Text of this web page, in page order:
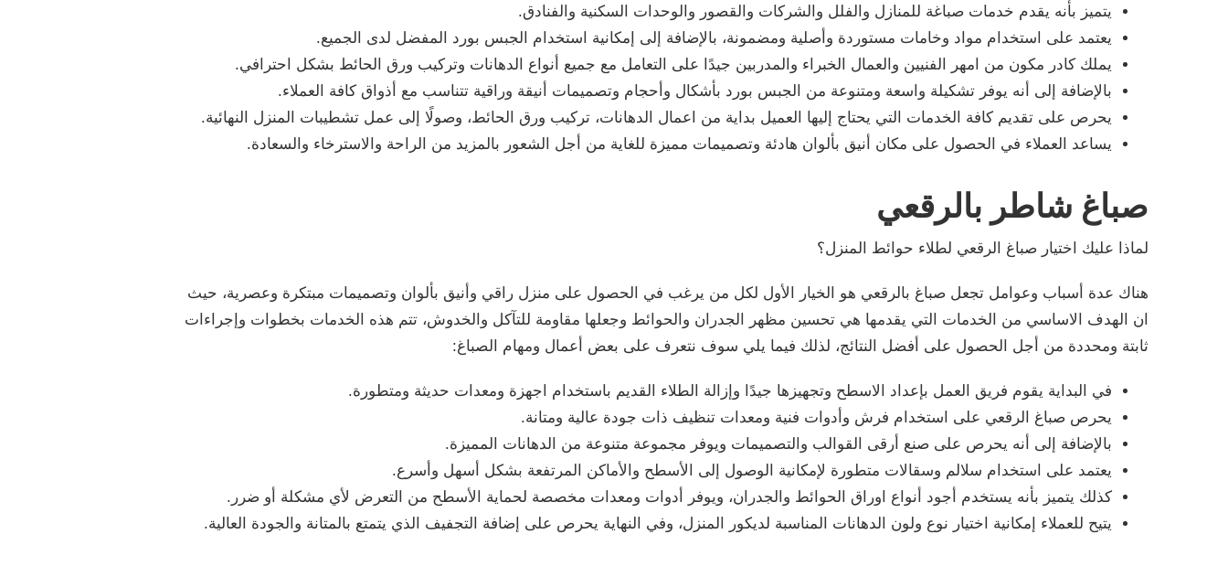
يتميز بأنه يقدم خدمات صباغة للمنازل والفلل والشركات والقصور والوحدات السكنية والفنادق.
يعتمد على استخدام مواد وخامات مستوردة وأصلية ومضمونة، بالإضافة إلى إمكانية استخدام الجبس بورد المفضل لدى الجميع.
يملك كادر مكون من امهر الفنيين والعمال الخبراء والمدربين جيدًا على التعامل مع جميع أنواع الدهانات وتركيب ورق الحائط بشكل احترافي.
بالإضافة إلى أنه يوفر تشكيلة واسعة ومتنوعة من الجبس بورد بأشكال وأحجام وتصميمات أنيقة وراقية تتناسب مع أذواق كافة العملاء.
يحرص على تقديم كافة الخدمات التي يحتاج إليها العميل بداية من اعمال الدهانات، تركيب ورق الحائط، وصولًا إلى عمل تشطيبات المنزل النهائية.
يساعد العملاء في الحصول على مكان أنيق بألوان هادئة وتصميمات مميزة للغاية من أجل الشعور بالمزيد من الراحة والاسترخاء والسعادة.
صباغ شاطر بالرقعي
لماذا عليك اختيار صباغ الرقعي لطلاء حوائط المنزل؟
هناك عدة أسباب وعوامل تجعل صباغ بالرقعي هو الخيار الأول لكل من يرغب في الحصول على منزل راقي وأنيق بألوان وتصميمات مبتكرة وعصرية، حيث
ان الهدف الاساسي من الخدمات التي يقدمها هي تحسين مظهر الجدران والحوائط وجعلها مقاومة للتآكل والخدوش، تتم هذه الخدمات بخطوات وإجراءات
ثابتة ومحددة من أجل الحصول على أفضل النتائج، لذلك فيما يلي سوف نتعرف على بعض أعمال ومهام الصباغ:
في البداية يقوم فريق العمل بإعداد الاسطح وتجهيزها جيدًا وإزالة الطلاء القديم باستخدام اجهزة ومعدات حديثة ومتطورة.
يحرص صباغ الرقعي على استخدام فرش وأدوات فنية ومعدات تنظيف ذات جودة عالية ومتانة.
بالإضافة إلى أنه يحرص على صنع أرقى القوالب والتصميمات ويوفر مجموعة متنوعة من الدهانات المميزة.
يعتمد على استخدام سلالم وسقالات متطورة لإمكانية الوصول إلى الأسطح والأماكن المرتفعة بشكل أسهل وأسرع.
كذلك يتميز بأنه يستخدم أجود أنواع اوراق الحوائط والجدران، ويوفر أدوات ومعدات مخصصة لحماية الأسطح من التعرض لأي مشكلة أو ضرر.
يتيح للعملاء إمكانية اختيار نوع ولون الدهانات المناسبة لديكور المنزل، وفي النهاية يحرص على إضافة التجفيف الذي يتمتع بالمتانة والجودة العالية.